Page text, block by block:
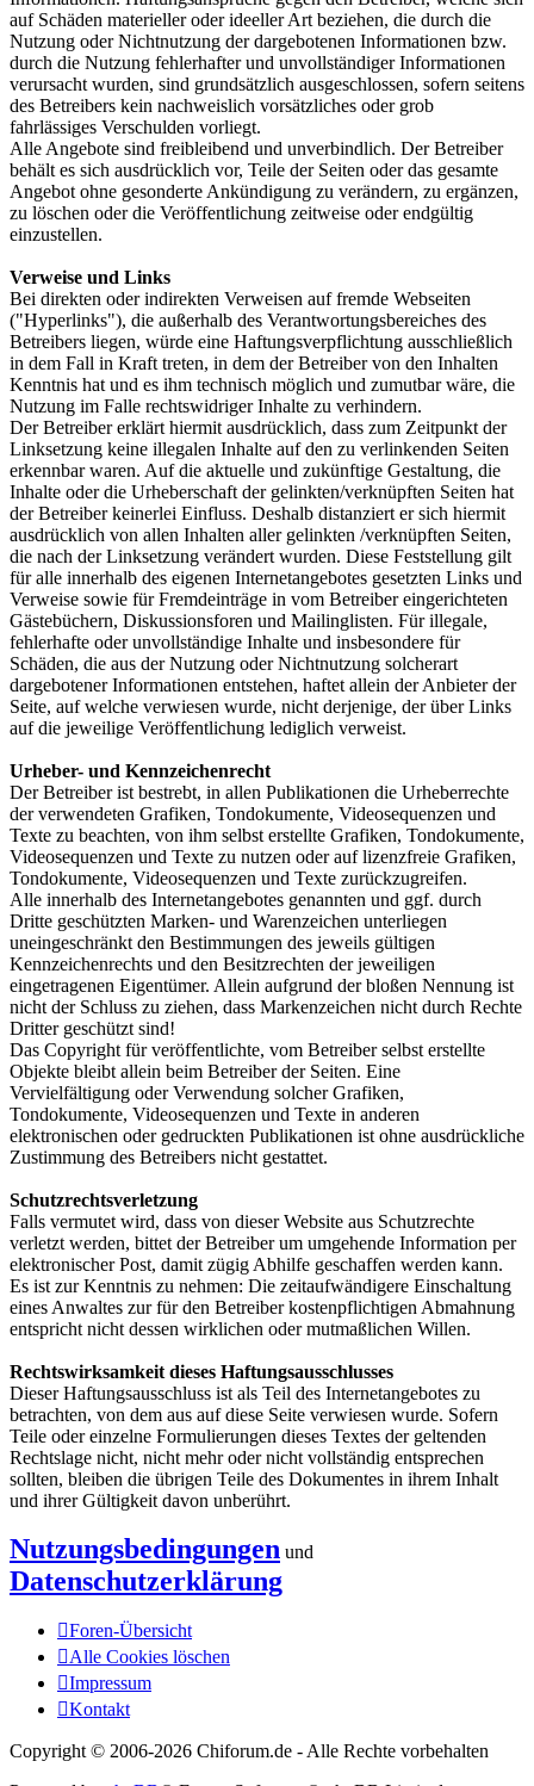
auf Schäden materieller oder ideeller Art beziehen, die durch die
Nutzung oder Nichtnutzung der dargebotenen Informationen bzw.
durch die Nutzung fehlerhafter und unvollständiger Informationen
verursacht wurden, sind grundsätzlich ausgeschlossen, sofern seitens
des Betreibers kein nachweislich vorsätzliches oder grob
fahrlässiges Verschulden vorliegt.
Alle Angebote sind freibleibend und unverbindlich. Der Betreiber
behält es sich ausdrücklich vor, Teile der Seiten oder das gesamte
Angebot ohne gesonderte Ankündigung zu verändern, zu ergänzen,
zu löschen oder die Veröffentlichung zeitweise oder endgültig
einzustellen.
Verweise und Links
Bei direkten oder indirekten Verweisen auf fremde Webseiten
("Hyperlinks"), die außerhalb des Verantwortungsbereiches des
Betreibers liegen, würde eine Haftungsverpflichtung ausschließlich
in dem Fall in Kraft treten, in dem der Betreiber von den Inhalten
Kenntnis hat und es ihm technisch möglich und zumutbar wäre, die
Nutzung im Falle rechtswidriger Inhalte zu verhindern.
Der Betreiber erklärt hiermit ausdrücklich, dass zum Zeitpunkt der
Linksetzung keine illegalen Inhalte auf den zu verlinkenden Seiten
erkennbar waren. Auf die aktuelle und zukünftige Gestaltung, die
Inhalte oder die Urheberschaft der gelinkten/verknüpften Seiten hat
der Betreiber keinerlei Einfluss. Deshalb distanziert er sich hiermit
ausdrücklich von allen Inhalten aller gelinkten /verknüpften Seiten,
die nach der Linksetzung verändert wurden. Diese Feststellung gilt
für alle innerhalb des eigenen Internetangebotes gesetzten Links und
Verweise sowie für Fremdeinträge in vom Betreiber eingerichteten
Gästebüchern, Diskussionsforen und Mailinglisten. Für illegale,
fehlerhafte oder unvollständige Inhalte und insbesondere für
Schäden, die aus der Nutzung oder Nichtnutzung solcherart
dargebotener Informationen entstehen, haftet allein der Anbieter der
Seite, auf welche verwiesen wurde, nicht derjenige, der über Links
auf die jeweilige Veröffentlichung lediglich verweist.
Urheber- und Kennzeichenrecht
Der Betreiber ist bestrebt, in allen Publikationen die Urheberrechte
der verwendeten Grafiken, Tondokumente, Videosequenzen und
Texte zu beachten, von ihm selbst erstellte Grafiken, Tondokumente,
Videosequenzen und Texte zu nutzen oder auf lizenzfreie Grafiken,
Tondokumente, Videosequenzen und Texte zurückzugreifen.
Alle innerhalb des Internetangebotes genannten und ggf. durch
Dritte geschützten Marken- und Warenzeichen unterliegen
uneingeschränkt den Bestimmungen des jeweils gültigen
Kennzeichenrechts und den Besitzrechten der jeweiligen
eingetragenen Eigentümer. Allein aufgrund der bloßen Nennung ist
nicht der Schluss zu ziehen, dass Markenzeichen nicht durch Rechte
Dritter geschützt sind!
Das Copyright für veröffentlichte, vom Betreiber selbst erstellte
Objekte bleibt allein beim Betreiber der Seiten. Eine
Vervielfältigung oder Verwendung solcher Grafiken,
Tondokumente, Videosequenzen und Texte in anderen
elektronischen oder gedruckten Publikationen ist ohne ausdrückliche
Zustimmung des Betreibers nicht gestattet.
Schutzrechtsverletzung
Falls vermutet wird, dass von dieser Website aus Schutzrechte
verletzt werden, bittet der Betreiber um umgehende Information per
elektronischer Post, damit zügig Abhilfe geschaffen werden kann.
Es ist zur Kenntnis zu nehmen: Die zeitaufwändigere Einschaltung
eines Anwaltes zur für den Betreiber kostenpflichtigen Abmahnung
entspricht nicht dessen wirklichen oder mutmaßlichen Willen.
Rechtswirksamkeit dieses Haftungsausschlusses
Dieser Haftungsausschluss ist als Teil des Internetangebotes zu
betrachten, von dem aus auf diese Seite verwiesen wurde. Sofern
Teile oder einzelne Formulierungen dieses Textes der geltenden
Rechtslage nicht, nicht mehr oder nicht vollständig entsprechen
sollten, bleiben die übrigen Teile des Dokumentes in ihrem Inhalt
und ihrer Gültigkeit davon unberührt.
Nutzungsbedingungen und
Datenschutzerklärung
Foren-Übersicht
Alle Cookies löschen
Impressum
Kontakt
Copyright © 2006-2026 Chiforum.de - Alle Rechte vorbehalten